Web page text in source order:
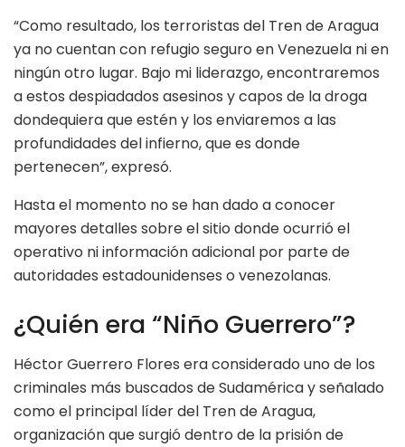
“Como resultado, los terroristas del Tren de Aragua
ya no cuentan con refugio seguro en Venezuela ni en
ningún otro lugar. Bajo mi liderazgo, encontraremos
a estos despiadados asesinos y capos de la droga
dondequiera que estén y los enviaremos a las
profundidades del infierno, que es donde
pertenecen”, expresó.
Hasta el momento no se han dado a conocer
mayores detalles sobre el sitio donde ocurrió el
operativo ni información adicional por parte de
autoridades estadounidenses o venezolanas.
¿Quién era “Niño Guerrero”?
Héctor Guerrero Flores era considerado uno de los
criminales más buscados de Sudamérica y señalado
como el principal líder del Tren de Aragua,
organización que surgió dentro de la prisión de